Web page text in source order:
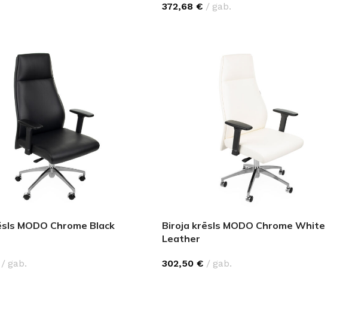
372,68 € gab.
MODO Chrome Black
gab.
Biroja krēsls MODO Chrome White
Leather
302,50 € gab.